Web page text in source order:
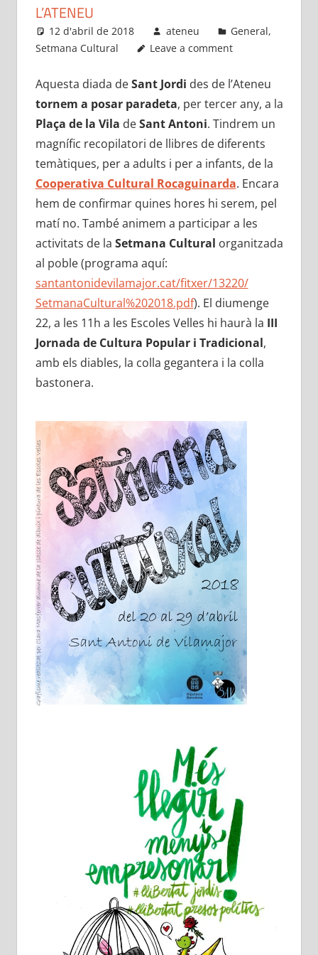
L’ATENEU
12 d'abril de 2018 ateneu General,
Setmana Cultural
Leave a comment
Aquesta diada deSant Jordi des de l’Ateneu
tornem a posar paradeta, per tercer any, a la
Plaça de la Vila deSant Antoni. Tindrem un
magnífic recopilatori de llibres de diferents
temàtiques, per a adults i per a infants, de la
Cooperativa Cultural Rocaguinarda. Encara
hem de confirmar quines hores hi serem, pel
matí no. També animem a participar a les
activitats de la Setmana Cultural organitzada
al poble (programa aquí:
santantonidevilamajor.cat/fitxer/13220/
SetmanaCultural%202018.pdf). El diumenge
22, a les 11h a les Escoles Velles hi haurà la III
Jornada de Cultura Popular i Tradicional,
amb els diables, la colla gegantera i la colla
bastonera.